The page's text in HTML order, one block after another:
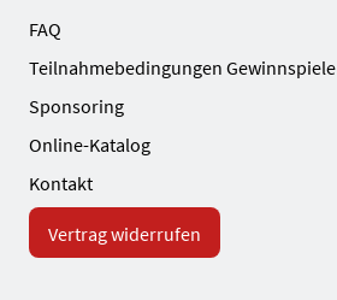
FAQ
Teilnahmebedingungen Gewinnspiele
Sponsoring
Online-Katalog
Kontakt
Vertrag widerrufen